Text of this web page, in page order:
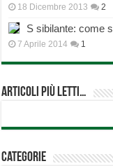
18 Dicembre 2013 2
S sibilante: come
7 Aprile 2014 1
Articoli più Letti…
Categorie